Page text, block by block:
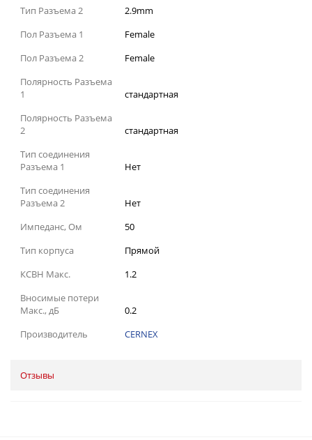
Тип Разъема 2
2.9mm
Пол Разъема 1
Female
Пол Разъема 2
Female
Полярность Разъема
1
стандартная
Полярность Разъема
2
стандартная
Тип соединения
Разъема 1
Нет
Тип соединения
Разъема 2
Нет
Импеданс, Ом
50
Тип корпуса
Прямой
КСВН Макс.
1.2
Вносимые потери
Макс., дБ
0.2
Производитель
CERNEX
Отзывы